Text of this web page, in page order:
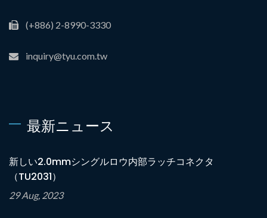
(+886) 2-8990-3330
inquiry@tyu.com.tw
最新ニュース
新しい2.0mmシングルロウ内部ラッチコネクタ
（TU2031）
29 Aug, 2023